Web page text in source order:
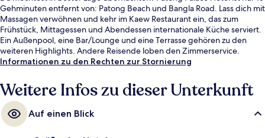
Gehminuten entfernt von: Patong Beach und Bangla Road. Lass dich mit
Massagen verwöhnen und kehr im Kaew Restaurant ein, das zum
Frühstück, Mittagessen und Abendessen internationale Küche serviert.
Ein Außenpool, eine Bar/Lounge und eine Terrasse gehören zu den
weiteren Highlights. Andere Reisende loben den Zimmerservice.
Informationen zu den Rechten zur Stornierung
Weitere Infos zu dieser Unterkunft
Auf einen Blick